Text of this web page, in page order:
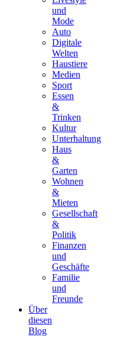
und
Mode
Auto
Digitale
Welten
Haustiere
Medien
Sport
Essen
&
Trinken
Kultur
Unterhaltung
Haus
&
Garten
Wohnen
&
Mieten
Gesellschaft
&
Politik
Finanzen
und
Geschäfte
Familie
und
Freunde
Über
diesen
Blog